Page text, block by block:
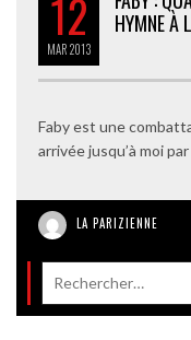
12
MAR2013
HYMNE À
Faby est une
arrivée jusqu’à moi
LA PARIZIENNE